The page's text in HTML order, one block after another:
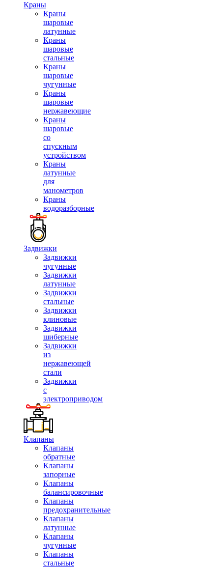
Краны
Краны
шаровые
латунные
Краны
шаровые
стальные
Краны
шаровые
чугунные
Краны
шаровые
нержавеющие
Краны
шаровые
со
спускным
устройством
Краны
латунные
для
манометров
Краны
водоразборные
Задвижки
Задвижки
чугунные
Задвижки
латунные
Задвижки
стальные
Задвижки
клиновые
Задвижки
шиберные
Задвижки
из
нержавеющей
стали
Задвижки
с
электроприводом
Клапаны
Клапаны
обратные
Клапаны
запорные
Клапаны
балансировочные
Клапаны
предохранительные
Клапаны
латунные
Клапаны
чугунные
Клапаны
стальные